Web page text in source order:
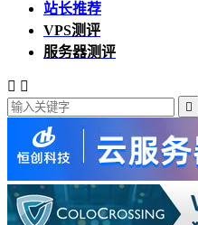
站长推荐
VPS测评
服务器测评
 
